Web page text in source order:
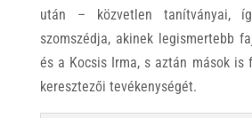
után – közvetlen tanítványai,
szomszédja, akinek legismertebb
és a Kocsis Irma, s aztán mások is
keresztezői tevékenységét.